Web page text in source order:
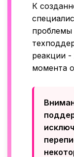
К
проблемы
реакции -
момента